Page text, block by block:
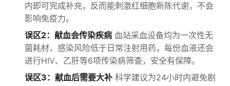
内即可完成补充，反而能刺激红细胞新陈代谢，不会
影响免疫力。
误区2：献血会传染疾病 血站采血设备均为一次性无
菌耗材，感染风险低于日常注射用药，每份血液还会
进行HIV、乙肝等6项传染病筛查，安全有保障。
误区3：献血后需要大补 科学建议为24小时内避免剧